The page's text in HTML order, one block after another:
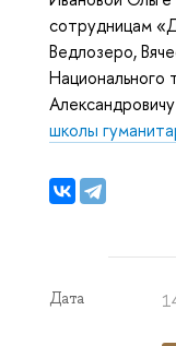
сотрудницам
Ведлозеро,
Национального
школы
Дата